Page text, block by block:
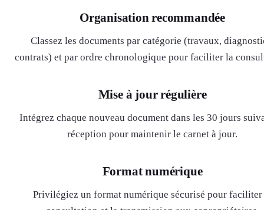
Organisation recommandée
Classez les documents par catégorie (travaux,
contrats) et par ordre chronologique pour faciliter la
Mise à jour régulière
Intégrez chaque nouveau document dans les 30 jours
réception pour maintenir le carnet à jour.
Format numérique
Privilégiez un format numérique sécurisé pour faciliter